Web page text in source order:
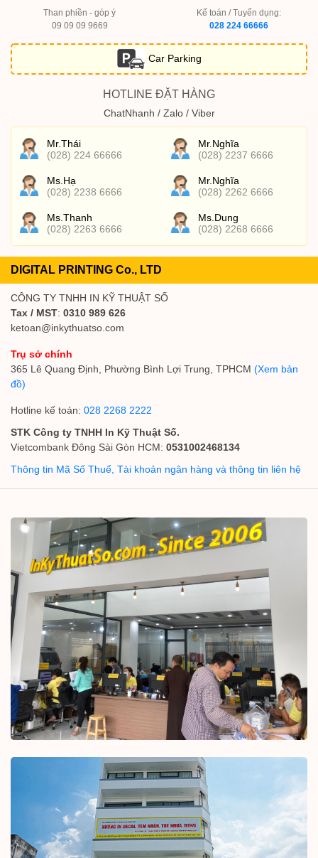
Than phiền - góp ý
09 09 09 9669
Kế toán / Tuyển dụng:
028 224 66666
Car Parking
HOTLINE ĐẶT HÀNG
ChatNhanh / Zalo / Viber
Mr.Thái
(028) 224 66666
Mr.Nghĩa
(028) 2237 6666
Ms.Hạ
(028) 2238 6666
Mr.Nghĩa
(028) 2262 6666
Ms.Thanh
(028) 2263 6666
Ms.Dung
(028) 2268 6666
DIGITAL PRINTING Co., LTD
CÔNG TY TNHH IN KỸ THUẬT SỐ
Tax / MST: 0310 989 626
ketoan@inkythuatso.com
Trụ sở chính
365 Lê Quang Định, Phường Bình Lợi Trung, TPHCM (Xem bản
đồ)
Hotline kế toán: 028 2268 2222
STK Công ty TNHH In Kỹ Thuật Số.
Vietcombank Đông Sài Gòn HCM: 0531002468134
Thông tin Mã Số Thuế, Tài khoản ngân hàng và thông tin liên hệ